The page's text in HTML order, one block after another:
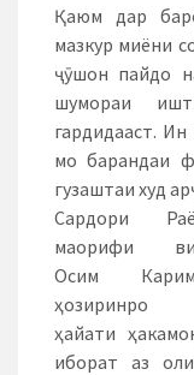
Қаюм дар
мазкур миёни
ҷӯшон пайдо
шумораи
гардидааст. Ин
мо барандаи
гузаштаи худ
Сардори
маорифи
Осим
ҳайати
иборат аз